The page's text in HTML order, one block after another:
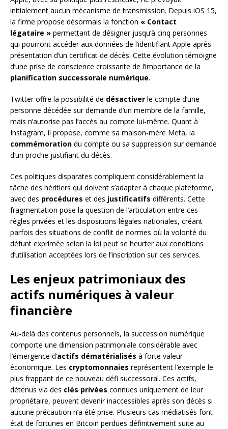
initialement aucun mécanisme de transmission. Depuis iOS 15,
la firme propose désormais la fonction « Contact
légataire » permettant de désigner jusqu’à cinq personnes
qui pourront accéder aux données de l’identifiant Apple après
présentation d’un certificat de décès. Cette évolution témoigne
d’une prise de conscience croissante de l’importance de la
planification successorale numérique.
Twitter offre la possibilité de désactiver le compte d’une
personne décédée sur demande d’un membre de la famille,
mais n’autorise pas l’accès au compte lui-même. Quant à
Instagram, il propose, comme sa maison-mère Meta, la
commémoration du compte ou sa suppression sur demande
d’un proche justifiant du décès.
Ces politiques disparates compliquent considérablement la
tâche des héritiers qui doivent s’adapter à chaque plateforme,
avec des procédures et des justificatifs différents. Cette
fragmentation pose la question de l’articulation entre ces
règles privées et les dispositions légales nationales, créant
parfois des situations de conflit de normes où la volonté du
défunt exprimée selon la loi peut se heurter aux conditions
d’utilisation acceptées lors de l’inscription sur ces services.
Les enjeux patrimoniaux des
actifs numériques à valeur
financière
Au-delà des contenus personnels, la succession numérique
comporte une dimension patrimoniale considérable avec
l’émergence d’actifs dématérialisés à forte valeur
économique. Les cryptomonnaies représentent l’exemple le
plus frappant de ce nouveau défi successoral. Ces actifs,
détenus via des clés privées connues uniquement de leur
propriétaire, peuvent devenir inaccessibles après son décès si
aucune précaution n’a été prise. Plusieurs cas médiatisés font
état de fortunes en Bitcoin perdues définitivement suite au